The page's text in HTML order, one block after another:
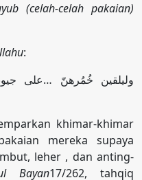
(celah-celah pakaian)
:
وليلقين خُمُرهنّ …على
khimar-khimar
mereka supaya
leher , dan anting-
Bayan17/262, tahqiq